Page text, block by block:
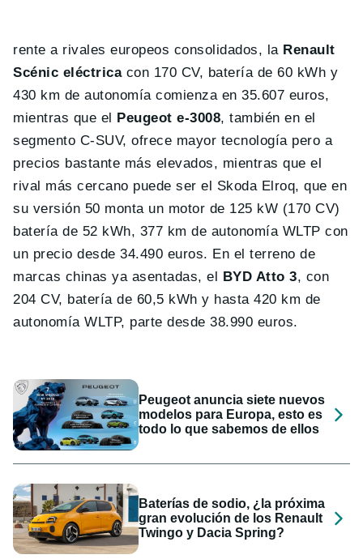
rente a rivales europeos consolidados, la Renault
Scénic eléctricacon 170 CV, batería de 60 kWh y
430 km de autonomía comienza en 35.607 euros,
mientras que el
Peugeot e-3008, también en el
segmento C-SUV, ofrece mayor tecnología pero a
precios bastante más elevados, mientras que el
rival más cercano puede ser el Skoda Elroq, que en
su versión 50 monta un motor de 125 kW (170 CV)
batería de 52 kWh, 377 km de autonomía WLTP con
un precio desde 34.490 euros. En el terreno de
marcas chinas ya asentadas, el
BYD Atto 3, con
204 CV, batería de 60,5 kWh y hasta 420 km de
autonomía WLTP, parte desde 38.990 euros.
Peugeot anuncia siete nuevos
modelos para Europa, esto es
todo lo que sabemos de ellos
Baterías de sodio, ¿la próxima
gran evolución de los Renault
Twingo y Dacia Spring?